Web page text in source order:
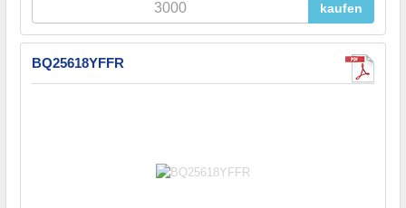
kaufen
BQ25618YFFR